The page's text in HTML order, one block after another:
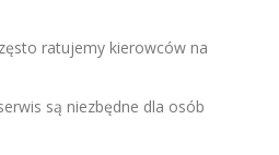
ratujemy kierowców na
są niezbędne dla osób